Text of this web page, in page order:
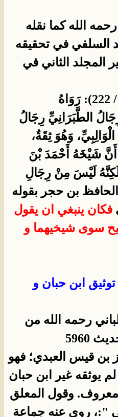
الله كما نقله
السلفي في تحقيقه
المجلد الثاني في
(( قال في المجمع (9 / 222): رَوَاهُ
الطَّبَرَانِيِّ رِجَالُ
وَهُوَ ثِقَةٌ،
أَنَّ شَيْخَهُ أَحْمَدَ بْنَ
لَيْسَ مِنْ رِجَالِ
بن حجر بقوله
فكان ينبغي ان يقول
سوى شيخيهما و
ابن حبان و
رحمه الله من
5960
بن قيس العبدي؛ فهو
يوثقه غير ابن حبان
معروف. وقول المعلق
":، روى عنه جماعة